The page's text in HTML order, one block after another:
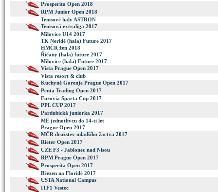
Prosperita Open 2018
RPM Junior Open 2018
Tenisové haly ASTRON
Tenisová extraliga 2017
Milovice U14 2017
TK Neridé (hala) Future 2017
HMČR žen 2018
Říčany (hala) future 2017
Milovice (hala) Future 2017
Vista Prague Open 2017
Vista resort & club
Kuchyně Gorenje Prague Open 2017
Penta Trading Open 2017
Eurovia Sparta Cup 2017
PPL CUP 2017
Pardubická juniorka 2017
ME jednotlivcu do 14-ti let
Prague Open 2017
MČR družstev mladšího žactva 2017
Rieter Open 2017
CZE F3 - Jablonec nad Nisou
RPM Prague Open 2017
Prosperita Open 2017
Březen na Floridě 2017
USTA National Campus
ITF1 Vestec